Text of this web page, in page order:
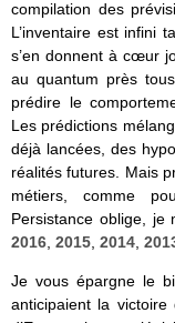
compilation des
L’inventaire est infini
s’en donnent à cœur
au quantum près
prédire le
Les prédictions
déjà lancées, des
réalités futures. Mais
métiers, comme
Persistance oblige, je
2016 2015 2014
Je vous épargne le
anticipaient la victoire